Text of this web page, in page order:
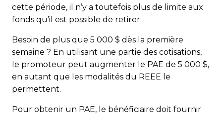
cette période, il n’y a toutefois plus de limite aux
fonds qu’il est possible de retirer.
Besoin de plus que 5 000 $ dès la première
semaine ? En utilisant une partie des cotisations,
le promoteur peut augmenter le PAE de 5 000 $,
en autant que les modalités du REEE le
permettent.
Pour obtenir un PAE, le bénéficiaire doit fournir